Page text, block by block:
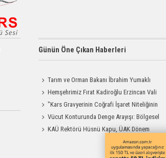
Günün Öne Çıkan Haberleri
Tarım ve Orman Bakanı İbrahim Yumaklı
Kars'a Geliyor
Hemşehrimiz Fırat Kadiroğlu Erzincan Vali
Yardımcılığına Atandı
"Kars Gravyerinin Coğrafi İşaret Niteliğinin
Güçlendirilmesi Projesi"
Vücut Konturunda Denge Arayışı: Bölgesel
Yağ Alma Sürecinin Tüm Aşamaları
KAÜ Rektörü Hüsnü Kapu, ÜAK Dönem